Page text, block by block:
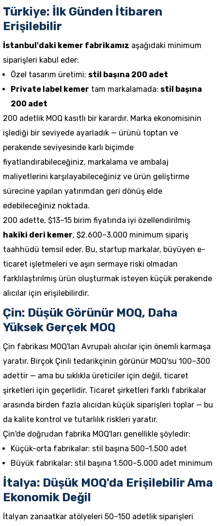
Türkiye: İlk Günden İtibaren
Erişilebilir
İstanbul'daki kemer fabrikamız aşağıdaki minimum
siparişleri kabul eder:
Özel tasarım üretimi: stil başına 200 adet
Private label kemer tam markalamada: stil başına
200 adet
200 adetlik MOQ kasıtlı bir karardır. Marka ekonomisinin
işlediği bir seviyede ayarladık — ürünü toptan ve
perakende seviyesinde karlı biçimde
fiyatlandırabileceğiniz, markalama ve ambalaj
maliyetlerini karşılayabileceğiniz ve ürün geliştirme
sürecine yapılan yatırımdan geri dönüş elde
edebileceğiniz noktada.
200 adette, $13–15 birim fiyatında iyi özellendirilmiş
hakiki deri kemer, $2.600–3.000 minimum sipariş
taahhüdü temsil eder. Bu, startup markalar, büyüyen e-
ticaret işletmeleri ve aşırı sermaye riski olmadan
farklılaştırılmış ürün oluşturmak isteyen küçük perakende
alıcılar için erişilebilirdir.
Çin: Düşük Görünür MOQ, Daha
Yüksek Gerçek MOQ
Çin fabrikası MOQ'ları Avrupalı alıcılar için önemli karmaşa
yaratır. Birçok Çinli tedarikçinin görünür MOQ'su 100–300
adettir — ama bu sıklıkla üreticiler için değil, ticaret
şirketleri için geçerlidir. Ticaret şirketleri farklı fabrikalar
arasında birden fazla alıcıdan küçük siparişleri toplar — bu
da kalite kontrol ve tutarlılık riskleri yaratır.
Çin'de doğrudan fabrika MOQ'ları genellikle şöyledir:
Küçük-orta fabrikalar: stil başına 500–1.500 adet
Büyük fabrikalar: stil başına 1.500–5.000 adet minimum
İtalya: Düşük MOQ'da Erişilebilir Ama
Ekonomik Değil
İtalyan zanaatkar atölyeleri 50–150 adetlik siparişleri